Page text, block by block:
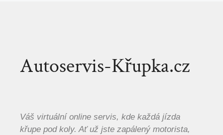
Autoservis-Křupka.cz
Váš virtuální online servis, kde každá jízda
křupe pod koly. Ať už jste zapálený motorista,